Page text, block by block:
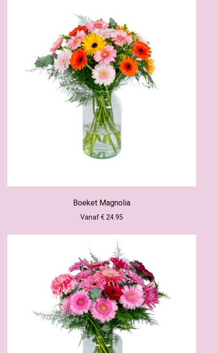
Boeket Magnolia
Vanaf € 24.95